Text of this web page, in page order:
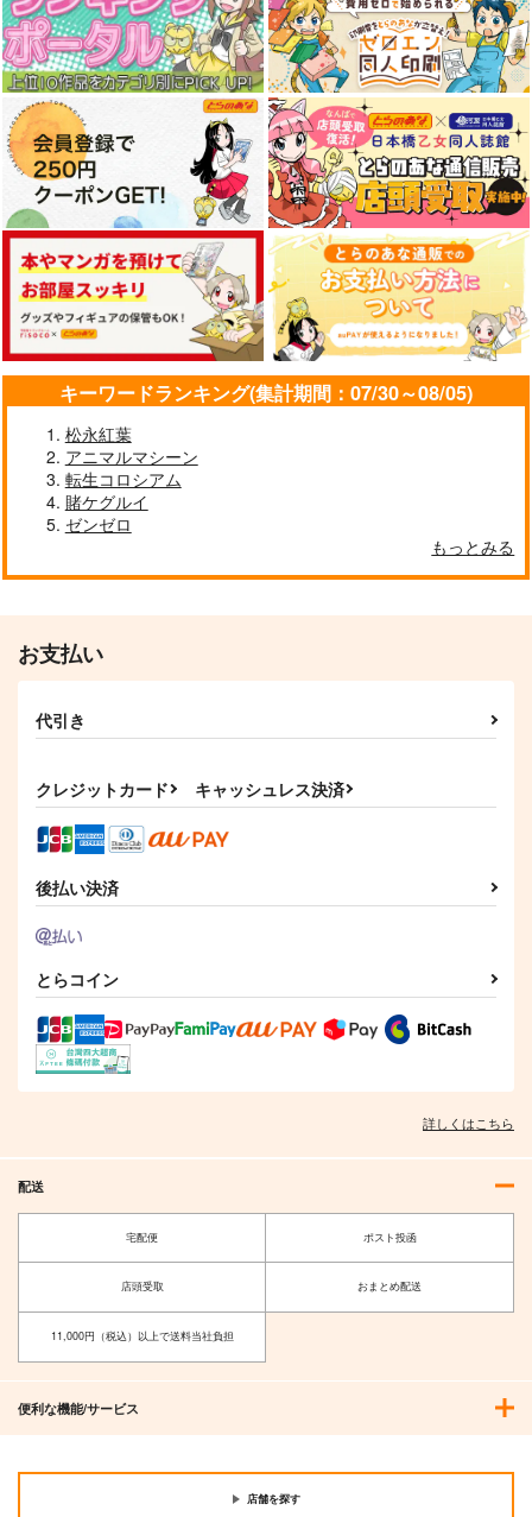
キーワードランキング(集計期間：07/30～08/05)
松永紅葉
アニマルマシーン
転生コロシアム
賭ケグルイ
ゼンゼロ
もっとみる
お支払い
代引き
クレジットカード キャッシュレス決済
後払い決済
とらコイン
詳しくはこちら
配送
宅配便 ポスト投函
店頭受取 おまとめ配送
11,000円（税込）以上で送料当社負担
便利な機能/サービス
店舗を探す